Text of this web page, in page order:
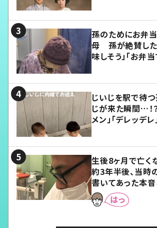
孫のためにお弁
母 孫が絶賛した
味しそう」「お弁当
じいじを駅で待
じが来た瞬間…！
メン」「デレッデレ
生後8ヶ月で亡く
約3年半後、当時
書いてあった本音